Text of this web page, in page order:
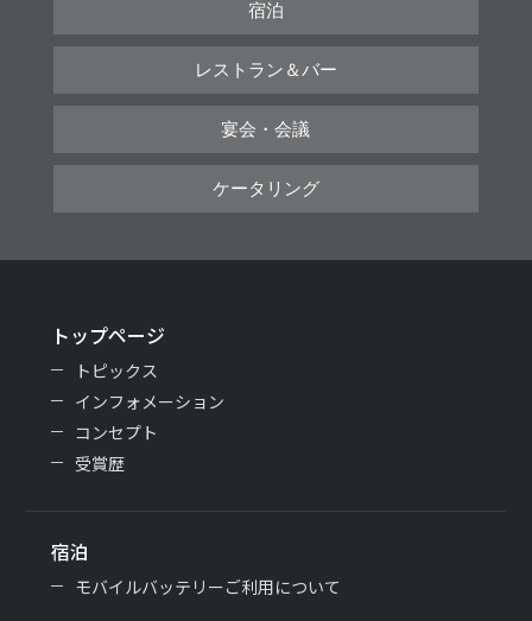
宿泊
レストラン＆バー
宴会・会議
ケータリング
トップページ
トピックス
インフォメーション
コンセプト
受賞歴
宿泊
モバイルバッテリーご利用について